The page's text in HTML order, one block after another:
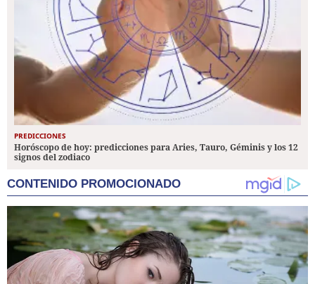
PREDICCIONES
Horóscopo de hoy: predicciones para Aries, Tauro, Géminis y los 12
signos del zodiaco
CONTENIDO PROMOCIONADO